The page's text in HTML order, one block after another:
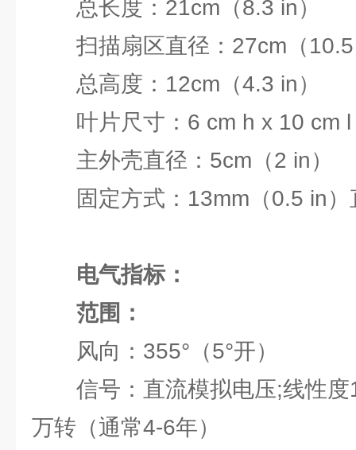
总长度：21cm（8.3 in）
扫描扇区直径：27cm（
总高度：12cm（4.3 in）
叶片尺寸：6 cm h x 10 cm
主外壳直径：5cm（2 in）
固定方式：13mm（0.5 in
电气指标：
范围：
风向：355°（5°开）
信号：直流模拟电压;线性
万转（通常4-6年）